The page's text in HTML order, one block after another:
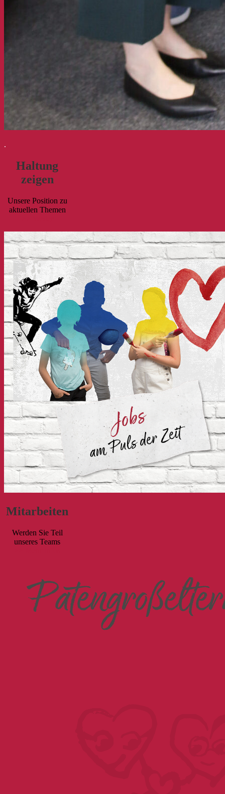
.
Haltung
zeigen
Unsere Position zu
aktuellen Themen
Mitarbeiten
Werden Sie Teil
unseres Teams